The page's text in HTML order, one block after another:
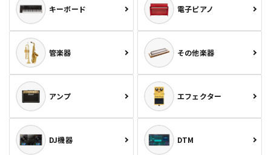
キーボード 電子ピアノ
管楽器 その他楽器
アンプ エフェクター
DJ機器 DTM